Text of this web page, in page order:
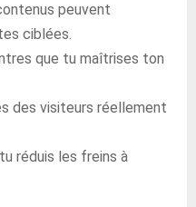
peuvent
ciblées.
que tu maîtrises ton
des visiteurs réellement
tu réduis les freins à